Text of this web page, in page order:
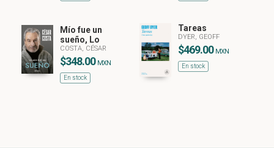
Mío fue un
sueño, Lo
COSTA, CÉSAR
$348.00 MXN
En stock
Tareas
DYER, GEOFF
$469.00 MXN
En stock